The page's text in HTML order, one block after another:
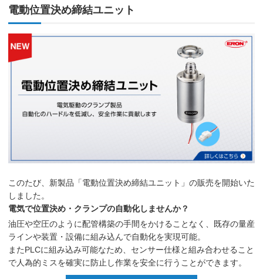
電動位置決め締結ユニット
このたび、新製品「電動位置決め締結ユニット」の販売を開始いた
しました。
電気で位置決め・クランプの自動化しませんか？
油圧や空圧のように配管構築の手間をかけることなく、既存の量産
ラインや装置・設備に組み込んで自動化を実現可能。
またPLCに組み込み可能なため、センサー仕様と組み合わせること
で人為的ミスを確実に防止し作業を安全に行うことができます。